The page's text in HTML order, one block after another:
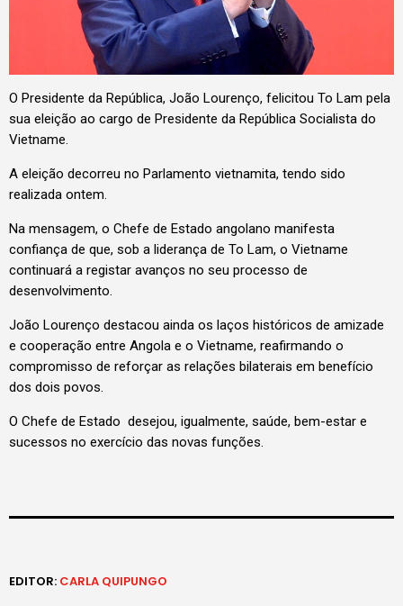
O Presidente da República, João Lourenço, felicitou To Lam pela
sua eleição ao cargo de Presidente da República Socialista do
Vietname.
A eleição decorreu no Parlamento vietnamita, tendo sido
realizada ontem.
Na mensagem, o Chefe de Estado angolano manifesta
confiança de que, sob a liderança de To Lam, o Vietname
continuará a registar avanços no seu processo de
desenvolvimento.
João Lourenço destacou ainda os laços históricos de amizade
e cooperação entre Angola e o Vietname, reafirmando o
compromisso de reforçar as relações bilaterais em benefício
dos dois povos.
O Chefe de Estado desejou, igualmente, saúde, bem-estar e
sucessos no exercício das novas funções.
EDITOR: CARLA QUIPUNGO